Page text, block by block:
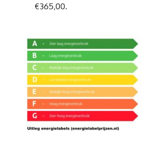
€365,00.